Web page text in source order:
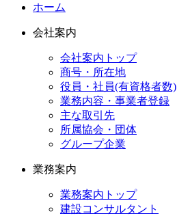
ホーム
会社案内
会社案内トップ
商号・所在地
役員・社員(有資格者数)
業務内容・事業者登録
主な取引先
所属協会・団体
グループ企業
業務案内
業務案内トップ
建設コンサルタント